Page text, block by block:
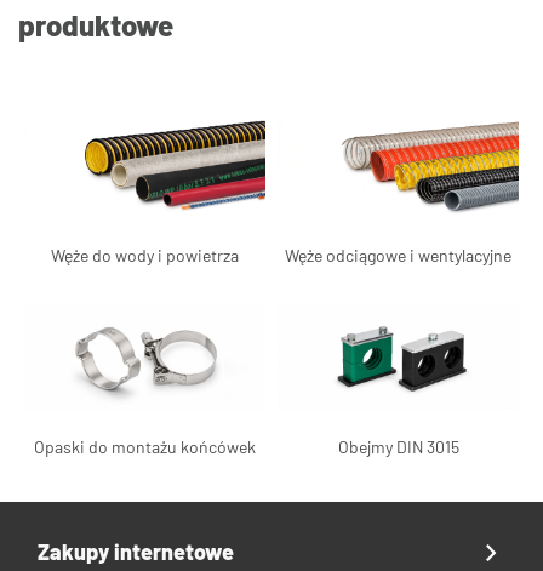
produktowe
Węże do wody i powietrza Węże odciągowe i wentylacyjne
Opaski do montażu końcówek Obejmy DIN 3015
Zakupy internetowe